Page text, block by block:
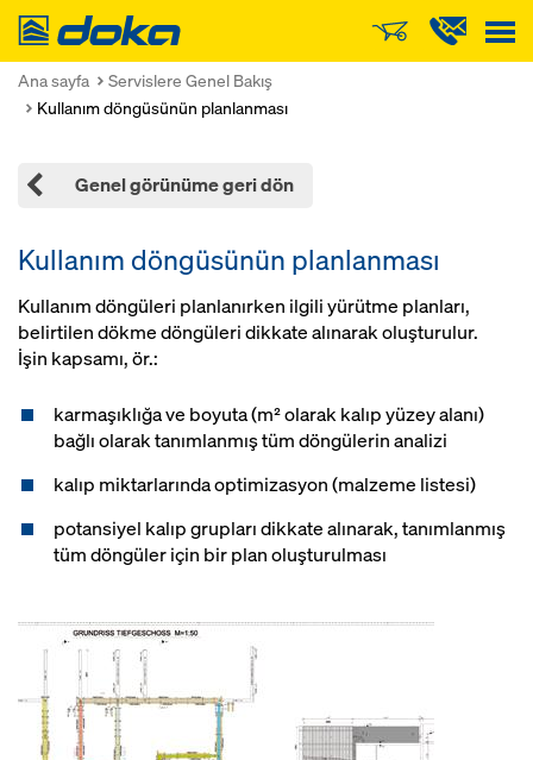
Doka
Ana sayfa
Servislere Genel Bakış
Kullanım döngüsünün planlanması
Genel görünüme geri dön
Kullanım döngüsünün planlanması
Kullanım döngüleri planlanırken ilgili yürütme planları,
belirtilen dökme döngüleri dikkate alınarak oluşturulur.
İşin kapsamı, ör.:
karmaşıklığa ve boyuta (m² olarak kalıp yüzey alanı)
bağlı olarak tanımlanmış tüm döngülerin analizi
kalıp miktarlarında optimizasyon (malzeme listesi)
potansiyel kalıp grupları dikkate alınarak, tanımlanmış
tüm döngüler için bir plan oluşturulması